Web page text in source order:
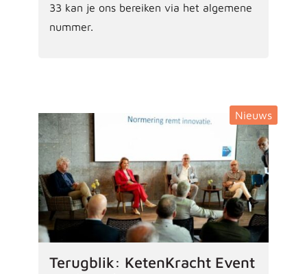
33 kan je ons bereiken via het algemene
nummer.
Nieuws
Terugblik: KetenKracht Event